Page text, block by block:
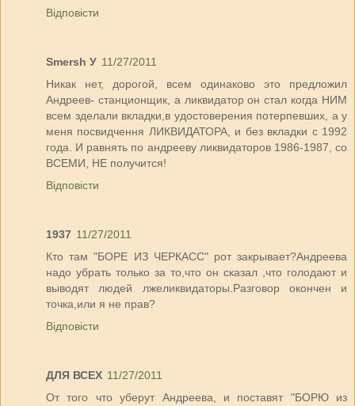
Відповісти
Smersh У 11/27/2011
Никак нет, дорогой, всем одинаково это предложил
Андреев- станционщик, а ликвидатор он стал когда НИМ
всем зделали вкладки,в удостоверения потерпевших, а у
меня посвидчення ЛИКВИДАТОРА, и без вкладки с 1992
года. И равнять по андрееву ликвидаторов 1986-1987, со
ВСЕМИ, НЕ получится!
Відповісти
1937 11/27/2011
Кто там "БОРЕ ИЗ ЧЕРКАСС" рот закрывает?Андреева
надо убрать только за то,что он сказал ,что голодают и
выводят людей лжеликвидаторы.Разговор окончен и
точка,или я не прав?
Відповісти
ДЛЯ ВСЕХ 11/27/2011
От того что уберут Андреева, и поставят "БОРЮ из